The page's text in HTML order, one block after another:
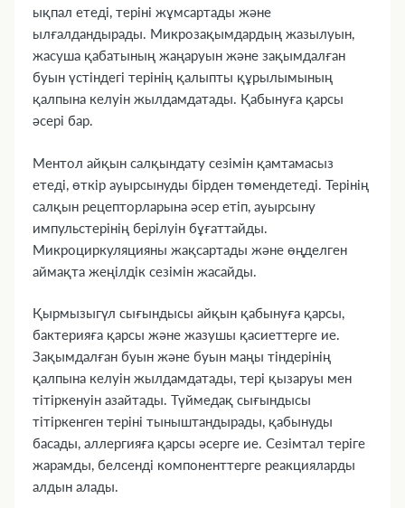
ықпал етеді, теріні жұмсартады және
ылғалдандырады. Микрозақымдардың жазылуын,
жасуша қабатының жаңаруын және зақымдалған
буын үстіндегі терінің қалыпты құрылымының
қалпына келуін жылдамдатады. Қабынуға қарсы
әсері бар.
Ментол айқын салқындату сезімін қамтамасыз
етеді, өткір ауырсынуды бірден төмендетеді. Терінің
салқын рецепторларына әсер етіп, ауырсыну
импульстерінің берілуін бұғаттайды.
Микроциркуляцияны жақсартады және өңделген
аймақта жеңілдік сезімін жасайды.
Қырмызыгүл сығындысы айқын қабынуға қарсы,
бактерияға қарсы және жазушы қасиеттерге ие.
Зақымдалған буын және буын маңы тіндерінің
қалпына келуін жылдамдатады, тері қызаруы мен
тітіркенуін азайтады. Түймедақ сығындысы
тітіркенген теріні тыныштандырады, қабынуды
басады, аллергияға қарсы әсерге ие. Сезімтал теріге
жарамды, белсенді компоненттерге реакцияларды
алдын алады.